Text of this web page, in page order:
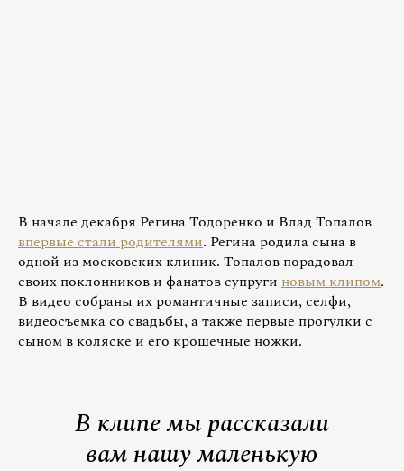
В начале декабря Регина Тодоренко и Влад Топалов
впервые стали родителями. Регина родила сына в
одной из московских клиник. Топалов порадовал
своих поклонников и фанатов супруги новым клипом.
В видео собраны их романтичные записи, селфи,
видеосъемка со свадьбы, а также первые прогулки с
сыном в коляске и его крошечные ножки.
В клипе мы рассказали
вам нашу маленькую